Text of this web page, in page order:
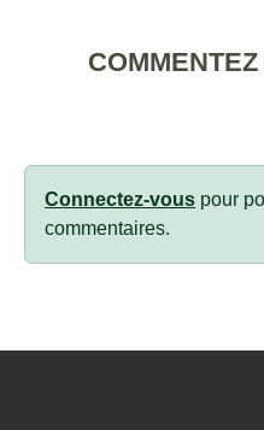
Connectez-vous pour
commentaires.